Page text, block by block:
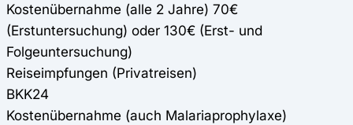
Kostenübernahme (alle 2 Jahre) 70€
(Erstuntersuchung) oder 130€ (Erst- und
Folgeuntersuchung)
Reiseimpfungen (Privatreisen)
BKK24
Kostenübernahme (auch Malariaprophylaxe)